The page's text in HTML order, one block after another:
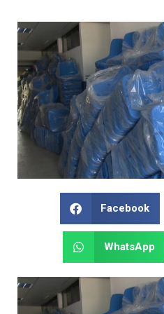
Facebook
WhatsApp